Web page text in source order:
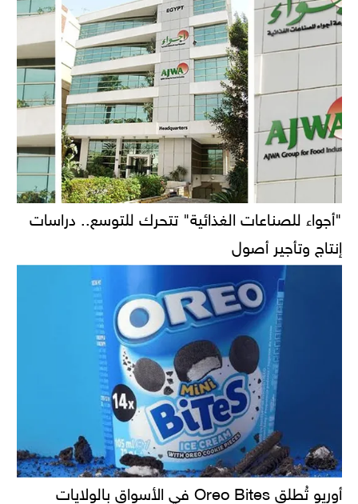
"أجواء للصناعات الغذائية" تتحرك للتوسع.. دراسات
إنتاج وتأجير أصول
أوريو تُطلق Oreo Bites في الأسواق بالولايات